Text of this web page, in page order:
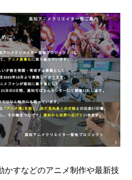
かすなどのアニメ制作や最新技